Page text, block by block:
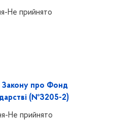
Не прийнято
Закону про Фонд
(№3205-2)
Не прийнято